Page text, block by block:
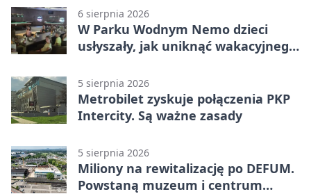
6 sierpnia 2026
W Parku Wodnym Nemo dzieci
usłyszały, jak uniknąć wakacyjnego
5 sierpnia 2026
Metrobilet zyskuje połączenia PKP
Intercity. Są ważne zasady
5 sierpnia 2026
Miliony na rewitalizację po DEFUM.
Powstaną muzeum i centrum